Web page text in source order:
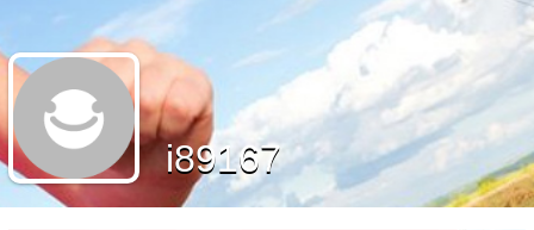
最新留言
商家合作
推薦景點
i89167